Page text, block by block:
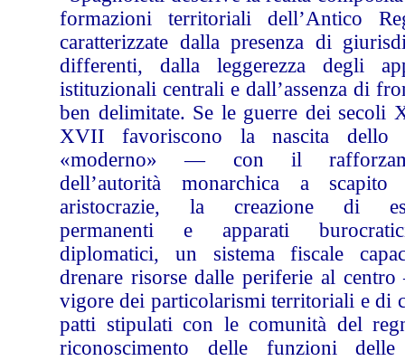
formazioni territoriali dell’Antico
caratterizzate dalla presenza di
differenti, dalla leggerezza degli
istituzionali centrali e dall’assenza di
ben delimitate. Se le guerre dei secoli
XVII favoriscono la nascita dello
«moderno» — con il
dell’autorità monarchica a scapito
aristocrazie, la creazione di
permanenti e apparati
diplomatici, un sistema fiscale
drenare risorse dalle periferie al
vigore dei particolarismi territoriali e di
patti stipulati con le comunità del
riconoscimento delle funzioni